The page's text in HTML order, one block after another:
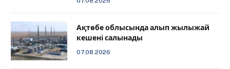
Ақтөбе облысында алып жылыжай
кешені салынады
07.08.2026